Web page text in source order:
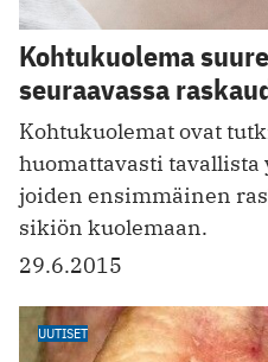
Kohtukuolema
seuraavassa
Kohtukuolemat ovat
huomattavasti
joiden ensimmäinen
sikiön kuolemaan.
29.6.2015
UUTISET